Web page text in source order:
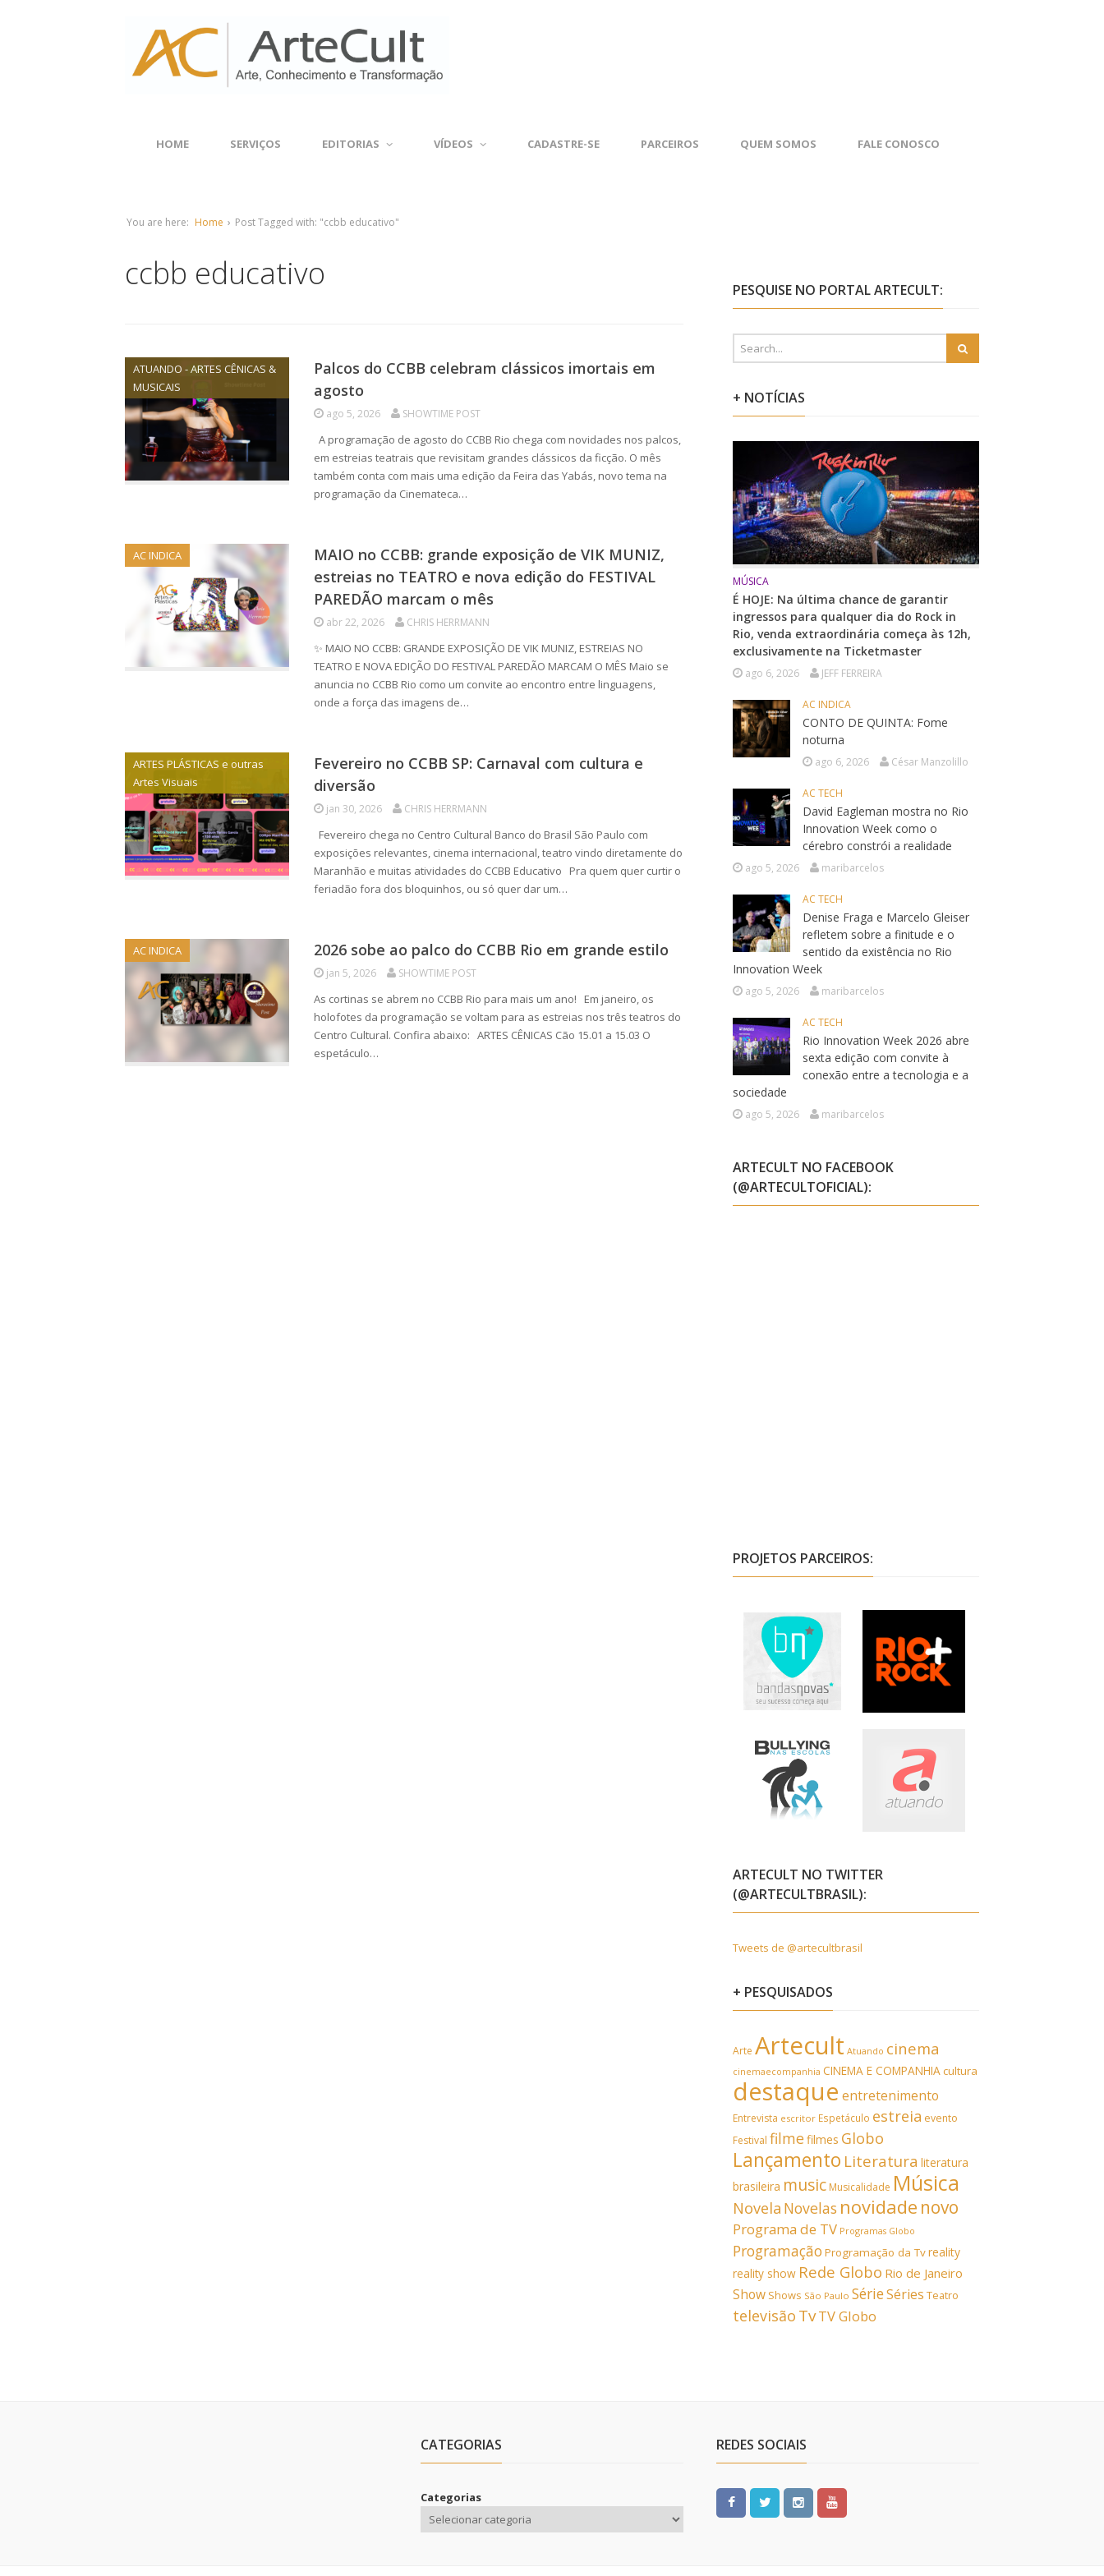
HOME SERVIÇOS EDITORIAS VÍDEOS CADASTRE-SE PARCEIROS QUEM SOMOS FALE CONOSCO
You are here: Home › Post Tagged with: "ccbb educativo"
ccbb educativo
ATUANDO - ARTES CÊNICAS &
MUSICAIS
Palcos do CCBB celebram clássicos imortais em
agosto
ago 5, 2026 SHOWTIME POST
A programação de agosto do CCBB Rio chega com novidades nos palcos,
em estreias teatrais que revisitam grandes clássicos da ficção. O mês
também conta com mais uma edição da Feira das Yabás, novo tema na
programação da Cinemateca…
AC INDICA
MAIO no CCBB: grande exposição de VIK MUNIZ,
estreias no TEATRO e nova edição do FESTIVAL
PAREDÃO marcam o mês
abr 22, 2026 CHRIS HERRMANN
✨ MAIO NO CCBB: GRANDE EXPOSIÇÃO DE VIK MUNIZ, ESTREIAS NO
TEATRO E NOVA EDIÇÃO DO FESTIVAL PAREDÃO MARCAM O MÊS Maio se
anuncia no CCBB Rio como um convite ao encontro entre linguagens,
onde a força das imagens de…
ARTES PLÁSTICAS e outras
Artes Visuais
Fevereiro no CCBB SP: Carnaval com cultura e
diversão
jan 30, 2026 CHRIS HERRMANN
Fevereiro chega no Centro Cultural Banco do Brasil São Paulo com
exposições relevantes, cinema internacional, teatro vindo diretamente do
Maranhão e muitas atividades do CCBB Educativo Pra quem quer curtir o
feriadão fora dos bloquinhos, ou só quer dar um…
AC INDICA 2026 sobe ao palco do CCBB Rio em grande estilo
jan 5, 2026 SHOWTIME POST
As cortinas se abrem no CCBB Rio para mais um ano! Em janeiro, os
holofotes da programação se voltam para as estreias nos três teatros do
Centro Cultural. Confira abaixo: ARTES CÊNICAS Cão ️15.01 a 15.03 O
espetáculo…
PESQUISE NO PORTAL ARTECULT:
+ NOTÍCIAS
MÚSICA
É HOJE: Na última chance de garantir
ingressos para qualquer dia do Rock in
Rio, venda extraordinária começa às 12h,
exclusivamente na Ticketmaster
ago 6, 2026 JEFF FERREIRA
AC INDICA
CONTO DE QUINTA: Fome
noturna
ago 6, 2026 César Manzolillo
AC TECH
David Eagleman mostra no Rio
Innovation Week como o
cérebro constrói a realidade
ago 5, 2026 maribarcelos
AC TECH
Denise Fraga e Marcelo Gleiser
refletem sobre a finitude e o
sentido da existência no Rio
Innovation Week
ago 5, 2026 maribarcelos
AC TECH
Rio Innovation Week 2026 abre
sexta edição com convite à
conexão entre a tecnologia e a
sociedade
ago 5, 2026 maribarcelos
ARTECULT NO FACEBOOK
(@ARTECULTOFICIAL):
PROJETOS PARCEIROS:
ARTECULT NO TWITTER
(@ARTECULTBRASIL):
Tweets de @artecultbrasil
+ PESQUISADOS
Arte Artecult Atuando cinema
cinemaecompanhia CINEMA E COMPANHIAcultura
destaque entretenimento
Entrevista escritor Espetáculo estreia evento
Festival filmefilmes Globo
Lançamento Literatura literatura
brasileira music Musicalidade Música
Novela Novelas novidade novo
Programa de TV Programas Globo
Programação Programação da Tvreality
reality show Rede Globo Rio de Janeiro
Show Shows São Paulo SérieSéries Teatro
televisão TvTV Globo
CATEGORIAS
Categorias
REDES SOCIAIS